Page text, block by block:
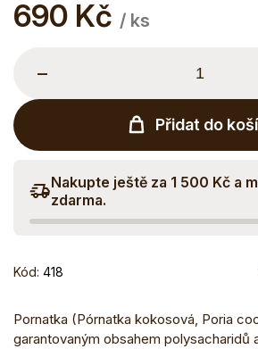
690 Kč / ks
Měrná
cena:
−
Přidat do
Nakupte ještě za 1 500 Kč a
zdarma.
Kód: 418
Pornatka (Pórnatka kokosová, Poria
garantovaným obsahem polysacharidů